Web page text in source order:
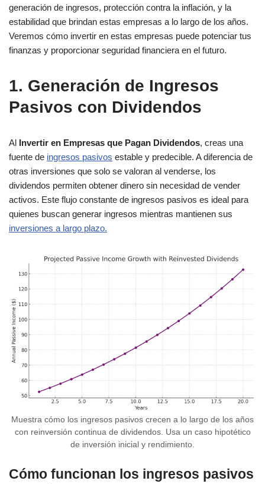
generación de ingresos, protección contra la inflación, y la
estabilidad que brindan estas empresas a lo largo de los años.
Veremos cómo invertir en estas empresas puede potenciar tus
finanzas y proporcionar seguridad financiera en el futuro.
1. Generación de Ingresos
Pasivos con Dividendos
Al Invertir en Empresas que Pagan Dividendos, creas una
fuente de ingresos pasivos estable y predecible. A diferencia de
otras inversiones que solo se valoran al venderse, los
dividendos permiten obtener dinero sin necesidad de vender
activos. Este flujo constante de ingresos pasivos es ideal para
quienes buscan generar ingresos mientras mantienen sus
inversiones a largo plazo.
Muestra cómo los ingresos pasivos crecen a lo largo de los años
con reinversión continua de dividendos. Usa un caso hipotético
de inversión inicial y rendimiento.
Cómo funcionan los ingresos pasivos